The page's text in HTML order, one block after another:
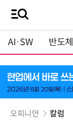
AI·SW 반도체
오피니언 칼럼